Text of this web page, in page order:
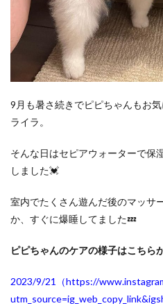
9月も暑さ続きでピピちゃんもお
ライラ。
そんな日はセピアウォーターで保
しました💓
室内でたくさん遊んだ後のマッサ
か、すぐに爆睡してました💤
ピピちゃんのケアの様子はこちら
2023/9/21（https://